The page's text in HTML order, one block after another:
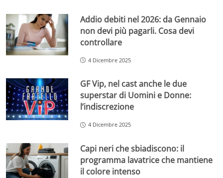
Addio debiti nel 2026: da Gennaio
non devi più pagarli. Cosa devi
controllare
4 Dicembre 2025
GF Vip, nel cast anche le due
superstar di Uomini e Donne:
l’indiscrezione
4 Dicembre 2025
Capi neri che sbiadiscono: il
programma lavatrice che mantiene
il colore intenso